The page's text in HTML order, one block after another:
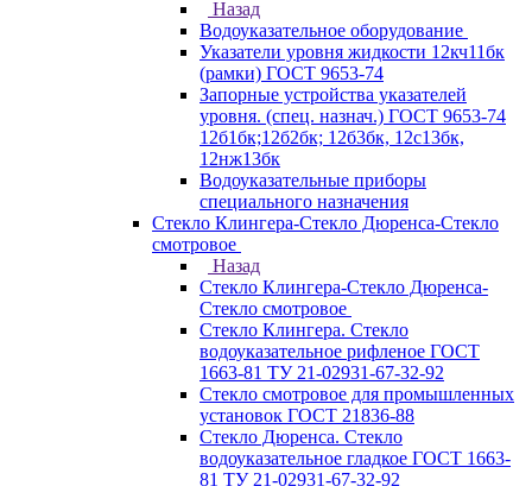
Назад
Водоуказательное оборудование
Указатели уровня жидкости 12кч11бк
(рамки) ГОСТ 9653-74
Запорные устройства указателей
уровня. (спец. назнач.) ГОСТ 9653-74
12б1бк;12б2бк; 12б3бк, 12с13бк,
12нж13бк
Водоуказательные приборы
специального назначения
Стекло Клингера-Стекло Дюренса-Стекло
смотровое
Назад
Стекло Клингера-Стекло Дюренса-
Стекло смотровое
Стекло Клингера. Стекло
водоуказательное рифленое ГОСТ
1663-81 ТУ 21-02931-67-32-92
Стекло смотровое для промышленных
установок ГОСТ 21836-88
Стекло Дюренса. Стекло
водоуказательное гладкое ГОСТ 1663-
81 ТУ 21-02931-67-32-92